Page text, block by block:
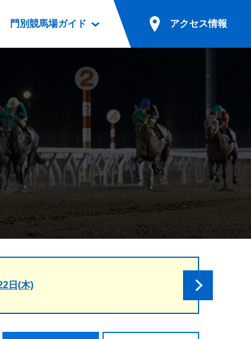
ンロード
ダー
系図
シリーズ競走
報(PDF)
話・インターネット投票
外発売所
・テレホンサービス
売・払戻
門別競馬場ガイド
ン
ェ
アクセス情報
無料送迎バスでのご来場
公共の交通機関でのご来場
日(木)